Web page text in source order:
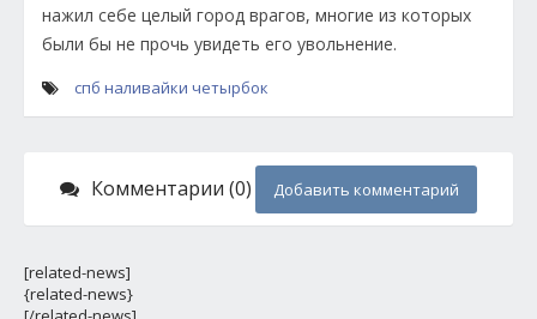
нажил себе целый город врагов, многие из которых
были бы не прочь увидеть его увольнение.
спб наливайки четырбок
Комментарии (0) Добавить комментарий
[related-news]
{related-news}